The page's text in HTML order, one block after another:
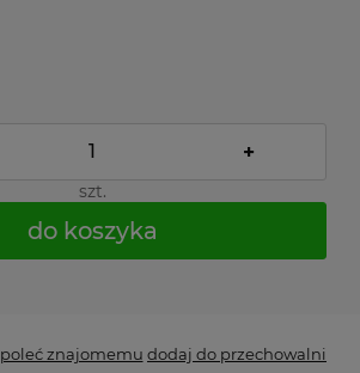
+
szt.
do koszyka
poleć znajomemu dodaj do przechowalni